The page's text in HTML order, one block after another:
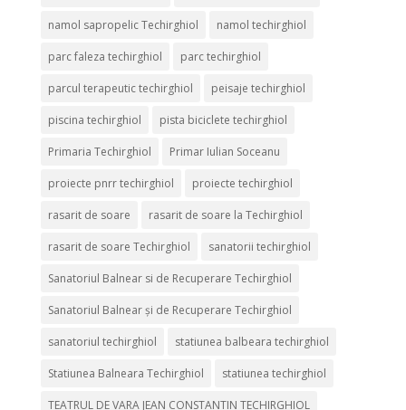
namol sapropelic Techirghiol namol techirghiol
parc faleza techirghiol parc techirghiol
parcul terapeutic techirghiol peisaje techirghiol
piscina techirghiol pista biciclete techirghiol
Primaria Techirghiol Primar Iulian Soceanu
proiecte pnrr techirghiol proiecte techirghiol
rasarit de soare rasarit de soare la Techirghiol
rasarit de soare Techirghiol sanatorii techirghiol
Sanatoriul Balnear si de Recuperare Techirghiol
Sanatoriul Balnear și de Recuperare Techirghiol
sanatoriul techirghiol statiunea balbeara techirghiol
Statiunea Balneara Techirghiol statiunea techirghiol
TEATRUL DE VARA JEAN CONSTANTIN TECHIRGHIOL